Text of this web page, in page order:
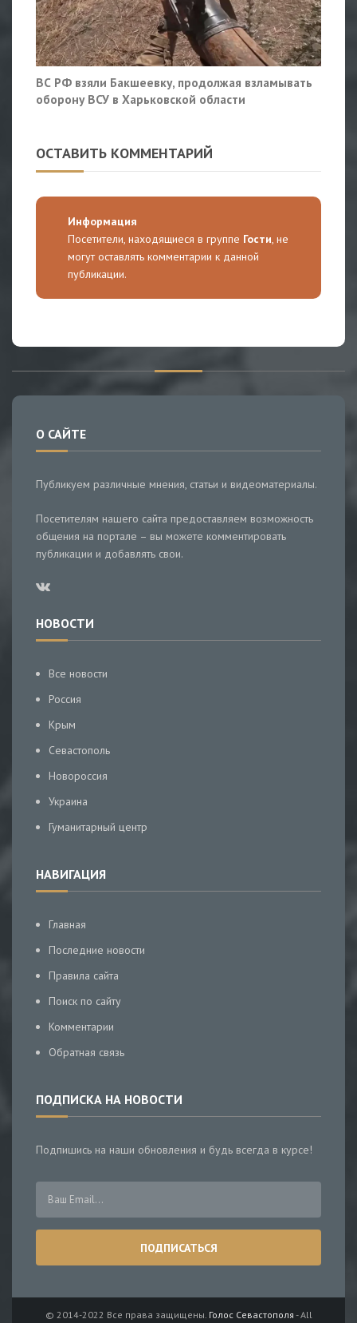
ВС РФ взяли Бакшеевку, продолжая взламывать
оборону ВСУ в Харьковской области
ОСТАВИТЬ КОММЕНТАРИЙ
Информация
Посетители, находящиеся в группе Гости, не
могут оставлять комментарии к данной
публикации.
О САЙТЕ
Публикуем различные мнения, статьи и видеоматериалы.
Посетителям нашего сайта предоставляем возможность
общения на портале – вы можете комментировать
публикации и добавлять свои.
НОВОСТИ
Все новости
Россия
Крым
Севастополь
Новороссия
Украина
Гуманитарный центр
НАВИГАЦИЯ
Главная
Последние новости
Правила сайта
Поиск по сайту
Комментарии
Обратная связь
ПОДПИСКА НА НОВОСТИ
Подпишись на наши обновления и будь всегда в курсе!
© 2014-2022 Все права защищены. Голос Севастополя - All